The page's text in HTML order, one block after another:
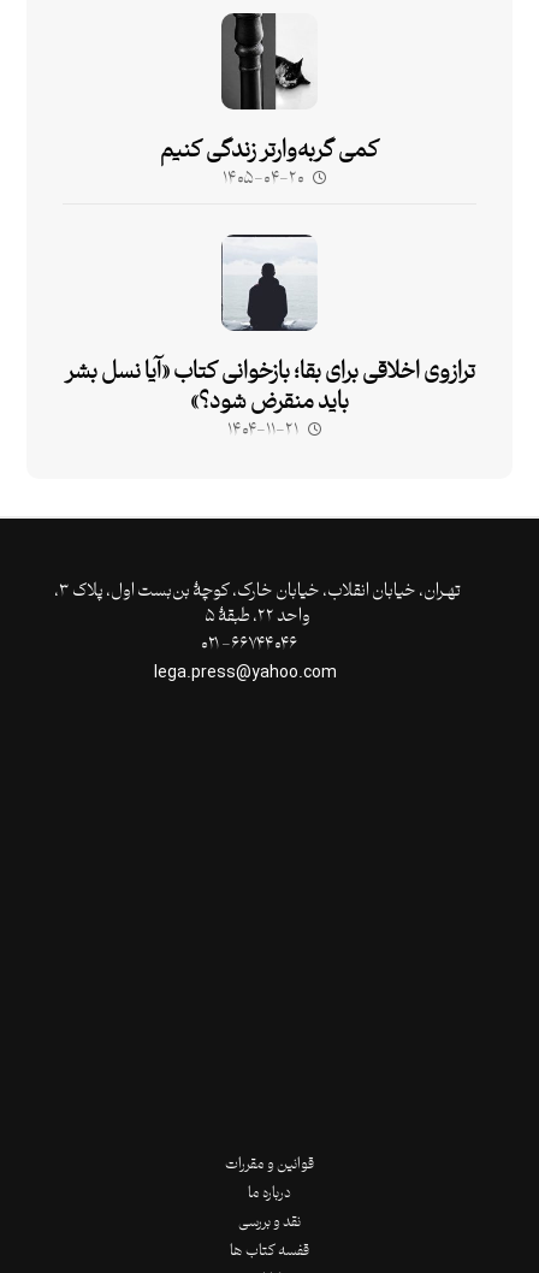
کمی گربه‌وارتر زندگی کنیم
۱۴۰۵-۰۴-۲۰
ترازوی اخلاقی برای بقا؛ بازخوانی کتاب «آیا نسل بشر
باید منقرض شود؟»
۱۴۰۴-۱۱-۲۱
تهـران،‌ خیابان انقلاب، خیابان خارک، کوچۀ بن‌بست اول، پلاک ۳،
واحد ۲۲، طبقۀ ۵
قوانین و مقررات
درباره ما
نقد و بررسی
قفسه کتاب ها